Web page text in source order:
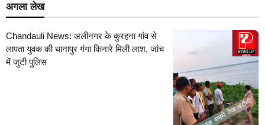
अगला लेख
Chandauli News: अलीनगर के कुरहना गांव से
लापता युवक की धानापुर गंगा किनारे मिली लाश, जांच
में जुटी पुलिस